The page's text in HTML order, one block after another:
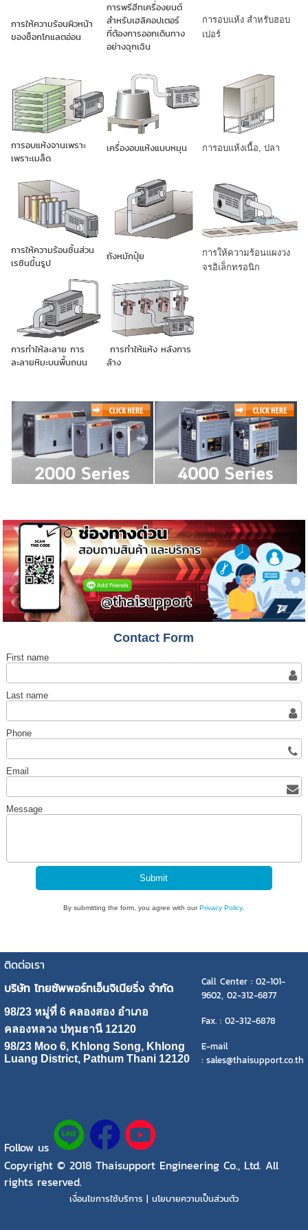
การให้ความร้อนผิวหน้า
ของช็อกโกแลตอ่อน
การพรีฮีทเครื่องยนต์
สำหรับเฮลิคอปเตอร์
ที่ต้องการออกเดินทาง
อย่างฉุกเฉิน
การอบแห้ง สำหรับฮอบ
เปอร์
การอบแห้งจานเพราะ
เพราะเมล็ด
เครื่องอบแห้งแบบหมุน การอบแห้งเนื้อ, ปลา
การให้ความร้อนชิ้นส่วน
เรซินขึ้นรูป
ถังหมักปุ๋ย
การให้ความร้อนแผงวง
จรอิเล็กทรอนิก
การทำให้ละลาย การ
ละลายหิมะบนพื้นถนน
การทำให้แห้ง หลังการ
ล้าง
Contact Form
First name
Last name
Phone
Email
Message
By submitting the form, you agree with ourPrivacy Policy.
ติดต่อเรา
บริษัท ไทยซัพพอร์ทเอ็นจิเนียริ่ง จำกัด
Call Center : 02-101-
9602, 02-312-6877
98/23 หมู่ที่ 6 คลองสอง อำเภอ
คลองหลวง ปทุมธานี 12120
Fax. : 02-312-6878
98/23 Moo 6, Khlong Song, Khlong
Luang District, Pathum Thani 12120
E-mail
: sales@thaisupport.co.th
Follow us
Copyright © 2018 Thaisupport Engineering Co., Ltd. All
rights reserved.
เงื่อนไขการใช้บริการ | นโยบายความเป็นส่วนตัว